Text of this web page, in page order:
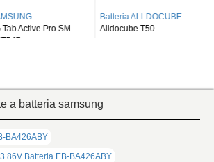
Pro SM-
Batteria ALLDOCUBE
Alldocube T50
a batteria samsung
BA426ABY
Batteria EB-BA426ABY